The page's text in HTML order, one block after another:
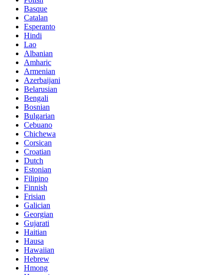
Basque
Catalan
Esperanto
Hindi
Lao
Albanian
Amharic
Armenian
Azerbaijani
Belarusian
Bengali
Bosnian
Bulgarian
Cebuano
Chichewa
Corsican
Croatian
Dutch
Estonian
Filipino
Finnish
Frisian
Galician
Georgian
Gujarati
Haitian
Hausa
Hawaiian
Hebrew
Hmong